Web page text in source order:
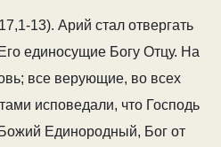
13). Арий стал отвергать
единосущие Богу Отцу. На
все верующие, во всех
исповедали, что Господь
Единородный, Бог от